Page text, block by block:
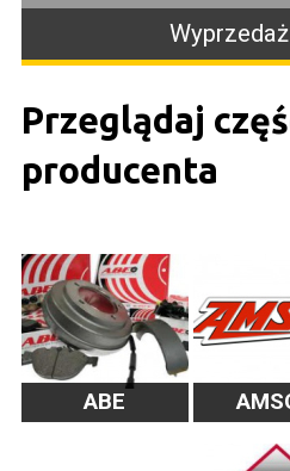
Przeglądaj
producenta
ABE